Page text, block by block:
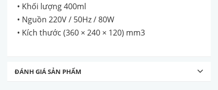
• Khối lượng 400ml
• Nguồn 220V / 50Hz / 80W
• Kích thước (360 × 240 × 120) mm3
ĐÁNH GIÁ SẢN PHẨM